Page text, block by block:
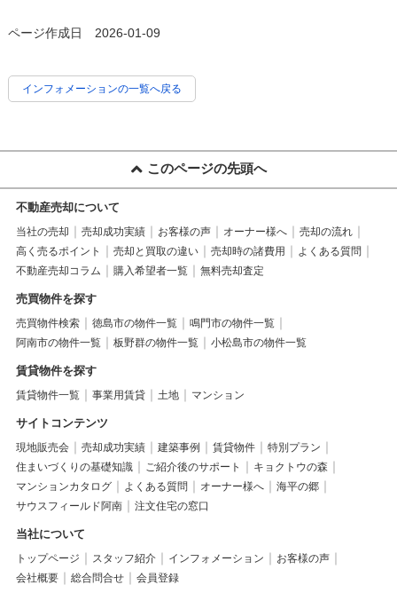
ページ作成日 2026-01-09
インフォメーションの一覧へ戻る
このページの先頭へ
不動産売却について
当社の売却 売却成功実績 お客様の声 オーナー様へ
売却の流れ
高く売るポイント
売却と買取の違い 売却時の諸費用
よくある質問
不動産売却コラム
購入希望者一覧 無料売却査定
売買物件を探す
売買物件検索 徳島市の物件一覧
鳴門市の物件一覧
阿南市の物件一覧
板野群の物件一覧 小松島市の物件一覧
賃貸物件を探す
賃貸物件一覧 事業用賃貸 土地 マンション
サイトコンテンツ
現地販売会 売却成功実績 建築事例 賃貸物件
特別プラン
住まいづくりの基礎知識
ご紹介後のサポート
キョクトウの森
マンションカタログ
よくある質問 オーナー様へ
海平の郷
サウスフィールド阿南
注文住宅の窓口
当社について
トップページ スタッフ紹介 インフォメーション
お客様の声
会社概要
総合問合せ 会員登録